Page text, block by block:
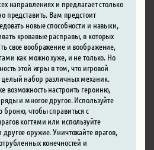
направлениях и предлагает столько
представить. Вам предстоит
новые способности и навыки,
кровавые расправы, в которых
свое воображение и воображение,
как можно хуже, и не только. Но
этой игры в том, что игровой
целый набор различных механик.
настроить героиню,
и многое другое. Используйте
чтобы справиться с
когтями или используйте
оружие. Уничтожайте врагов,
конечностей и